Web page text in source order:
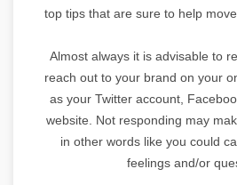
top tips that are sure to help
Almost always it is advisable to
reach out to your brand on your
as your Twitter account,
website. Not responding may
in other words like you could
feelings and/or